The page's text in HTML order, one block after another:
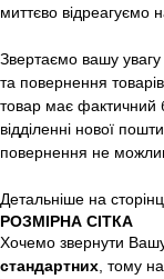
миттєво відреагуємо
Звертаємо вашу
та повернення
товар має фактичний
відділенні нової
повернення не
Детальніше на
РОЗМІРНА СІТКА
Хочемо звернути
стандартних, тому